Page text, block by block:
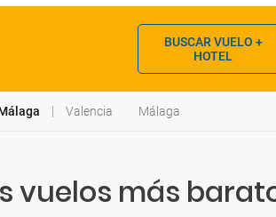
BUSCAR VUELO +
HOTEL
Valencia Málaga
vuelos más